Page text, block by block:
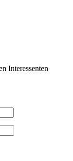
Interessenten